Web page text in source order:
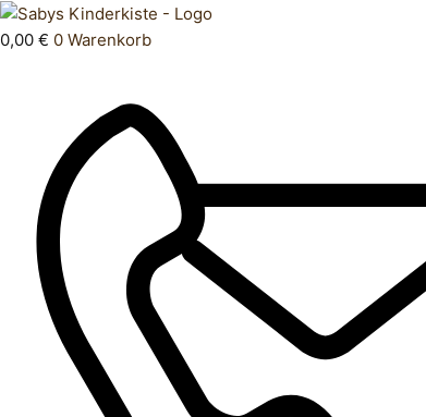
Zum
Inhalt
0,00 € 0 Warenkorb
Products
search
Jacke
S